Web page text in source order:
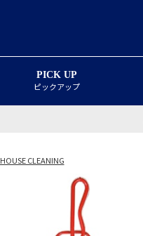
PICK UP
ピックアップ
HOUSE CLEANING